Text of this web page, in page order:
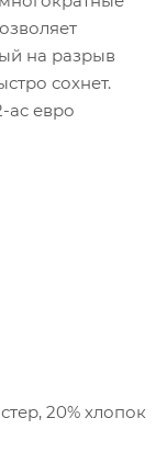
на разрыв
сохнет.
ac евро
20% хлопок